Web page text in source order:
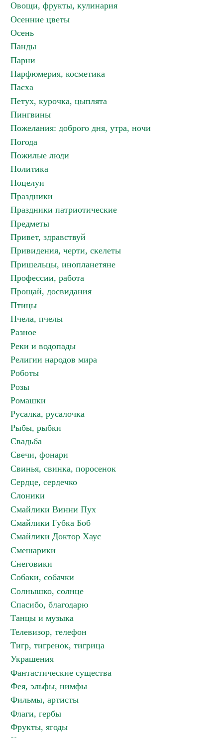
Овощи, фрукты, кулинария
Осенние цветы
Осень
Панды
Парни
Парфюмерия, косметика
Пасха
Петух, курочка, цыплята
Пингвины
Пожелания: доброго дня, утра, ночи
Погода
Пожилые люди
Политика
Поцелуи
Праздники
Праздники патриотические
Предметы
Привет, здравствуй
Привидения, черти, скелеты
Пришельцы, инопланетяне
Профессии, работа
Прощай, досвидания
Птицы
Пчела, пчелы
Разное
Реки и водопады
Религии народов мира
Роботы
Розы
Ромашки
Русалка, русалочка
Рыбы, рыбки
Свадьба
Свечи, фонари
Свинья, свинка, поросенок
Сердце, сердечко
Слоники
Смайлики Винни Пух
Смайлики Губка Боб
Смайлики Доктор Хаус
Смешарики
Снеговики
Собаки, собачки
Солнышко, солнце
Спасибо, благодарю
Танцы и музыка
Телевизор, телефон
Тигр, тигренок, тигрица
Украшения
Фантастические существа
Фея, эльфы, нимфы
Фильмы, артисты
Флаги, гербы
Фрукты, ягоды